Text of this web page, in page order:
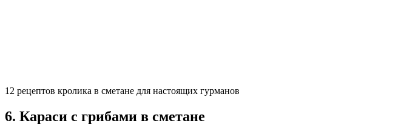
12 рецептов кролика в сметане для настоящих гурманов
6. Караси с грибами в сметане